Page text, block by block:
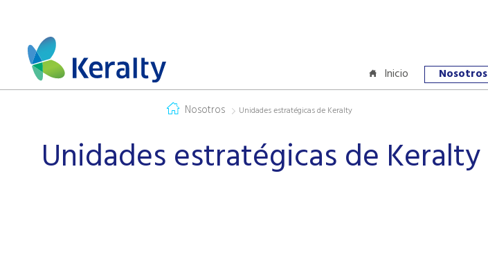
Inicio Nosotros
Nosotros Unidades estratégicas de Keralty
Unidades estratégicas de Keralty